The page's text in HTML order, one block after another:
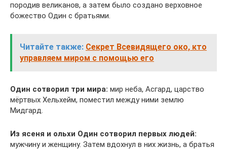
породив великанов, а затем было создано верховное
божество Один с братьями.
Читайте также: Секрет Всевидящего око, кто
управляем миром с помощью его
Один сотворил три мира: мир неба, Асгард, царство
мёртвых Хельхейм, поместил между ними землю
Мидгард.
Из ясеня и ольхи Один сотворил первых людей:
мужчину и женщину. Затем вдохнул в них жизнь, а братья